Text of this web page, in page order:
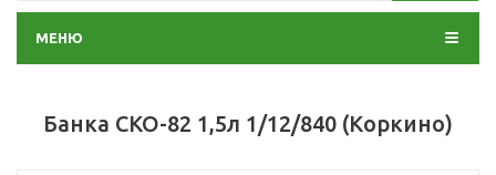
МЕНЮ
Банка СКО-82 1,5л 1/12/840 (Коркино)